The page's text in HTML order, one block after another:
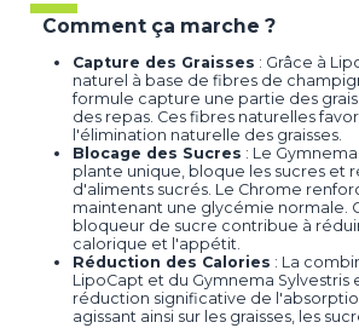
Comment ça marche ?
Capture des Graisses : Grâce à
naturel à base de fibres de
formule capture une partie des
des repas. Ces fibres naturelles
l'élimination naturelle des graisses.
Blocage des Sucres : Le
plante unique, bloque les sucres et
d'aliments sucrés. Le Chrome
maintenant une glycémie normale.
bloqueur de sucre contribue à
calorique et l'appétit.
Réduction des Calories : La
LipoCapt et du Gymnema Sylvestris
réduction significative de
agissant ainsi sur les graisses, les